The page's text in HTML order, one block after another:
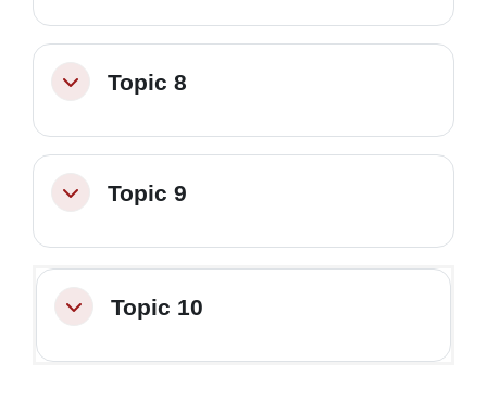
MinimizzaTopic 8
MinimizzaTopic 9
MinimizzaTopic 10